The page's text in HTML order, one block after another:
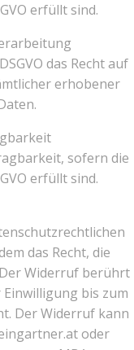
erfüllt sind.
das Recht auf
erhobener
sofern die
erfüllt sind.
das Recht, die
Widerruf berührt
bis zum
Der Widerruf kann
oder